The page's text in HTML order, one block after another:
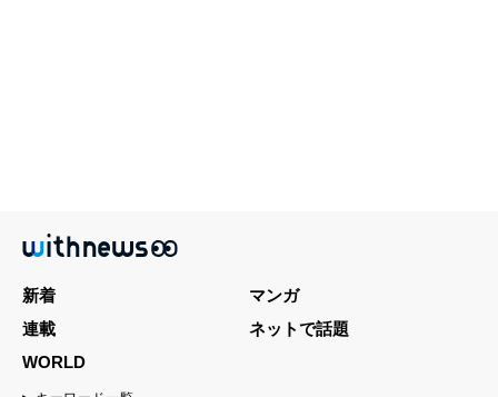
新着
マンガ
連載
ネットで話題
WORLD